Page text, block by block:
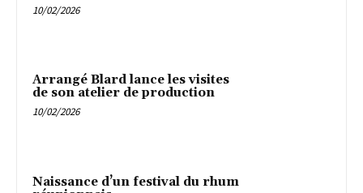
10/02/2026
Arrangé Blard lance les visites
de son atelier de production
10/02/2026
Naissance d’un festival du rhum